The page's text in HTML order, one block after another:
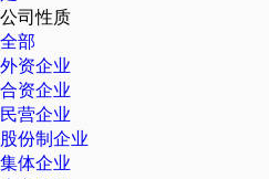
公司性质
全部
外资企业
合资企业
民营企业
股份制企业
集体企业